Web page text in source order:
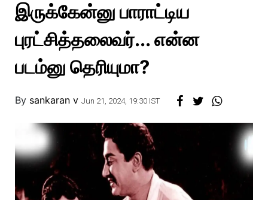
Television
Reviews
Photos
Story
இருக்கேன்னு பாராட்டிய
புரட்சித்தலைவர்... என்ன
படம்னு தெரியுமா?
By sankaran v Jun 21, 2024, 19:30 IST